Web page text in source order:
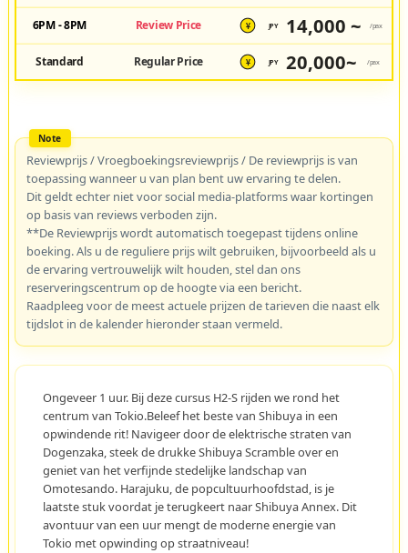
6PM - 8PM Review Price ¥ JPY 14,000 ~ /pax
Standard Regular Price ¥ JPY 20,000~ /pax
Reviewprijs / Vroegboekingsreviewprijs / De reviewprijs is van
toepassing wanneer u van plan bent uw ervaring te delen.
Dit geldt echter niet voor social media-platforms waar kortingen
op basis van reviews verboden zijn.
**De Reviewprijs wordt automatisch toegepast tijdens online
boeking. Als u de reguliere prijs wilt gebruiken, bijvoorbeeld als u
de ervaring vertrouwelijk wilt houden, stel dan ons
reserveringscentrum op de hoogte via een bericht.
Raadpleeg voor de meest actuele prijzen de tarieven die naast elk
tijdslot in de kalender hieronder staan vermeld.
Ongeveer 1 uur. Bij deze cursus H2-S rijden we rond het
centrum van Tokio.Beleef het beste van Shibuya in een
opwindende rit! Navigeer door de elektrische straten van
Dogenzaka, steek de drukke Shibuya Scramble over en
geniet van het verfijnde stedelijke landschap van
Omotesando. Harajuku, de popcultuurhoofdstad, is je
laatste stuk voordat je terugkeert naar Shibuya Annex. Dit
avontuur van een uur mengt de moderne energie van
Tokio met opwinding op straatniveau!